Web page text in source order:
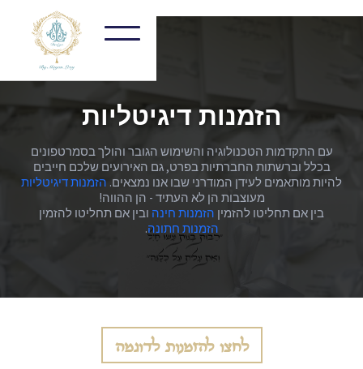
הזמנות דיגיטליות
עם התקדמות הטכנולוגיה והשימוש הגובר והולך בסמרטפונים
בכלל וברשתות החברתיות בפרט, גם האירועים שלכם חייבים
להיות מותאמים לעידן המודרני שבו אנו נמצאים. הזמנות דיגיטליות
מעוצבות הן לא העתיד - הן ההווה!
בין אם תחליטו להזמין הזמנות חינה ובין אם תחליטו להזמין
הזמנות חתונה.
לחצו להזמנות לדוגמה